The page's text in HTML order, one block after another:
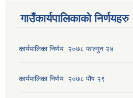
गाउँकार्यपालिकाको निर्णयहरु
कार्यपालिका निर्णय: २०७८ फाल्गुन २४
कार्यपालिका निर्णय: २०७८ पौष २९